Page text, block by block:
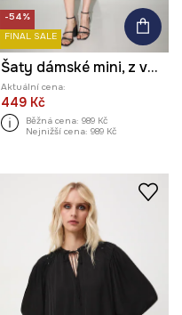
-54%
FINAL SALE
Šaty dámské mini, z veluru
Aktuální cena:
449 Kč
Běžná cena: 989 Kč
Nejnižší cena: 989 Kč